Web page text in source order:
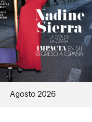
Agosto 2026